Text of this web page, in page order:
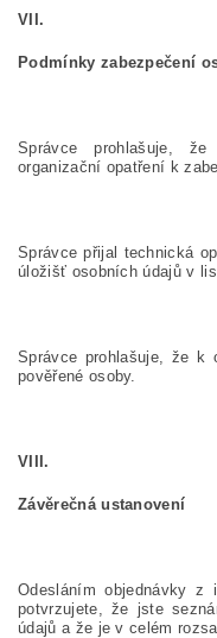
VII.
Podmínky zabezpečení
Správce prohlašuje,
organizační opatření k
Správce přijal technická
úložišť osobních údajů v
Správce prohlašuje, že k
pověřené osoby.
VIII.
Závěrečná ustanovení
Odesláním objednávky z
potvrzujete, že jste
údajů a že je v celém